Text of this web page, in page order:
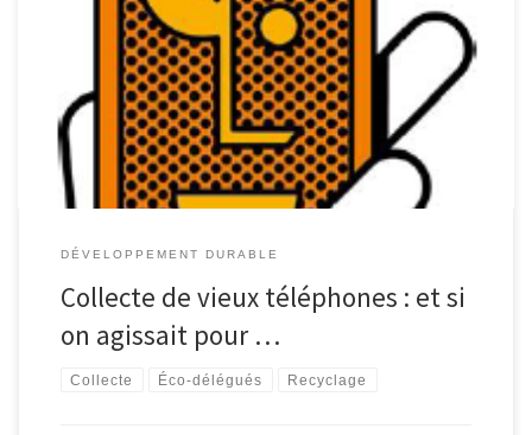
LE SAVIEZ-VOUS ? ​Seulement 5% des téléphones fabriqués sont
recyclés ! ​Pourtant ils sont recyclables à 80%. ​Nous sommes
nombreux à conserver au fond d’un tiroir nos anciens smartphones ! ​
C’est pourquoi nous organisons au collège Elsa Triolet une collecte de
vieux téléphones mais aussi de tablettes et d’accessoires comme […]
DÉVELOPPEMENT DURABLE
Collecte de vieux téléphones : et si
on agissait pour …
Collecte Éco-délégués Recyclage